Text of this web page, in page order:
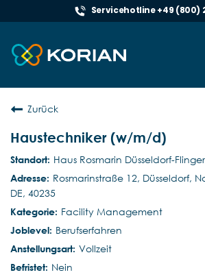
Servicehotline +49 (800)
Zurück
Haustechniker (w/m/d)
Haus Rosmarin Düsseldorf-
Rosmarinstraße 12, Düsseldorf,
DE, 40235
Facility Management
Berufserfahren
Vollzeit
Nein